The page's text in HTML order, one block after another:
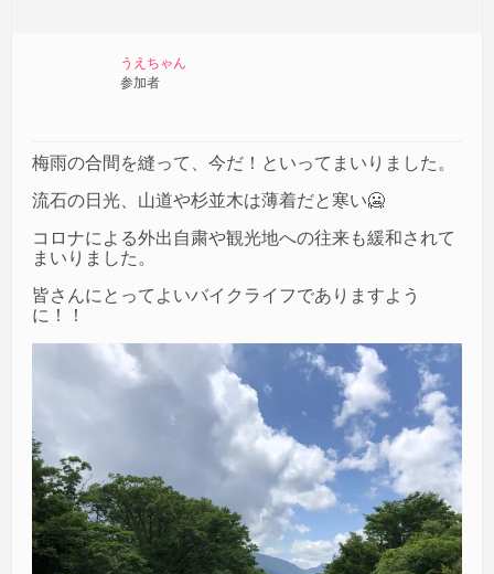
うえちゃん
参加者
梅雨の合間を縫って、今だ！といってまいりました。
流石の日光、山道や杉並木は薄着だと寒い🥶
コロナによる外出自粛や観光地への往来も緩和されて
まいりました。
皆さんにとってよいバイクライフでありますよう
に！！